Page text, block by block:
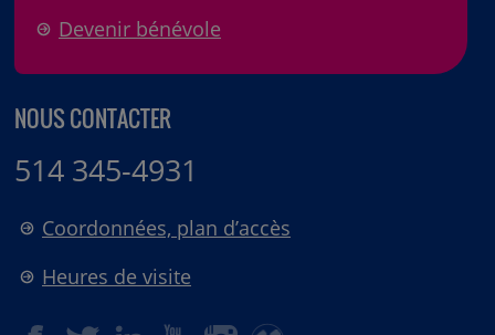
Devenir bénévole
NOUS CONTACTER
514 345-4931
Coordonnées, plan d’accès
Heures de visite